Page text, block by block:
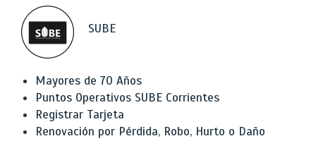
SUBE
Mayores de 70 Años
Puntos Operativos SUBE Corrientes
Registrar Tarjeta
Renovación por Pérdida, Robo, Hurto o Daño